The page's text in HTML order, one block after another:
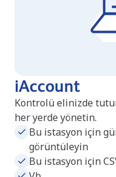
iAccount
Kontrolü elinizde
her yerde yönetin.
Bu istasyon için
görüntüleyin
Bu istasyon için